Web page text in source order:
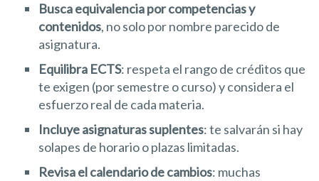
Busca equivalencia por competencias y
contenidos, no solo por nombre parecido de
asignatura.
Equilibra ECTS: respeta el rango de créditos que
te exigen (por semestre o curso) y considera el
esfuerzo real de cada materia.
Incluye asignaturas suplentes: te salvarán si hay
solapes de horario o plazas limitadas.
Revisa el calendario de cambios: muchas